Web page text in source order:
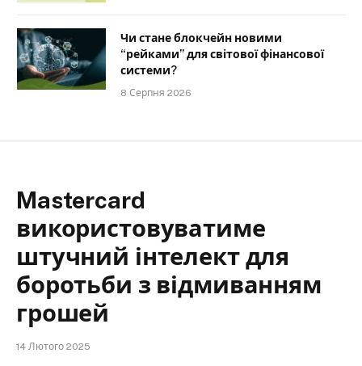
Чи стане блокчейн новими
“рейками” для світової фінансової
системи?
8 Серпня 2026
Mastercard
використовуватиме
штучний інтелект для
боротьби з відмиванням
грошей
14 Лютого 2025